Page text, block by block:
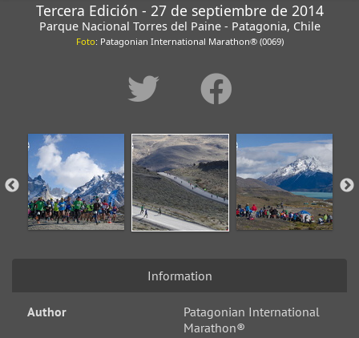
Tercera Edición - 27 de septiembre de 2014
Parque Nacional Torres del Paine - Patagonia, Chile
Foto: Patagonian International Marathon® (0069)
Information
Author
Patagonian International
Marathon®